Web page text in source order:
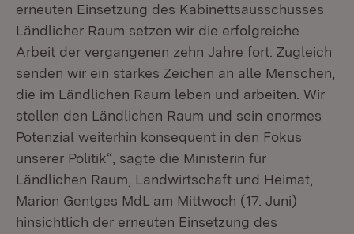
erneuten Einsetzung des Kabinettsausschusses
Ländlicher Raum setzen wir die erfolgreiche
Arbeit der vergangenen zehn Jahre fort. Zugleich
senden wir ein starkes Zeichen an alle Menschen,
die im Ländlichen Raum leben und arbeiten. Wir
stellen den Ländlichen Raum und sein enormes
Potenzial weiterhin konsequent in den Fokus
unserer Politik“, sagte die Ministerin für
Ländlichen Raum, Landwirtschaft und Heimat,
Marion Gentges MdL am Mittwoch (17. Juni)
hinsichtlich der erneuten Einsetzung des